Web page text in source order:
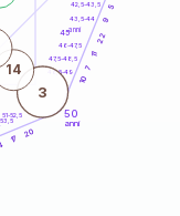
50
anni
42,5-43,5
43,5-44
46-47,5
47,5-48,5
48,5-49
51-52,5
53,5
5
9
22
11
7
10
20
17
3
14
45anni